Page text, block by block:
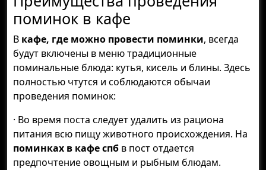
поминок в кафе
В кафе, где можно провести поминки, всегда
будут включены в меню традиционные
поминальные блюда: кутья, кисель и блины. Здесь
полностью чтутся и соблюдаются обычаи
проведения поминок:
· Во время поста следует удалить из рациона
питания всю пищу животного происхождения. На
поминках в кафе спб в пост отдается
предпочтение овощным и рыбным блюдам.